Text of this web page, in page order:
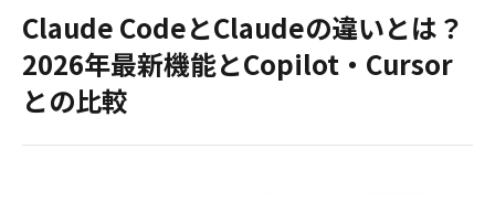
Claude CodeとClaudeの違いとは？
2026年最新機能とCopilot・Cursor
との比較